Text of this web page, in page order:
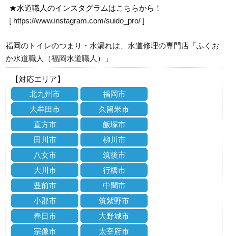
★水道職人のインスタグラムはこちらから！
[ https://www.instagram.com/suido_pro/ ]
福岡のトイレのつまり・水漏れは、水道修理の専門店「ふくお
か水道職人（福岡水道職人）」
【対応エリア】
北九州市
福岡市
大牟田市
久留米市
直方市
飯塚市
田川市
柳川市
八女市
筑後市
大川市
行橋市
豊前市
中間市
小郡市
筑紫野市
春日市
大野城市
宗像市
太宰府市